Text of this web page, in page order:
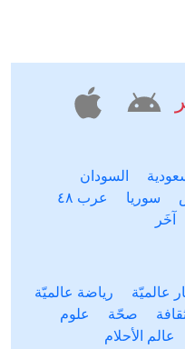
السودان
سوريا
عرب ٤٨
آخَر
عالميّة
رياضة عالميّة
صحّة
علوم
عالم الأحلام